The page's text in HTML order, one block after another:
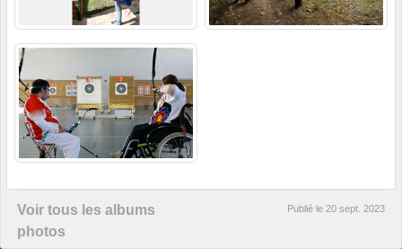
Voir tous les albums
photos
Publié le 20 sept. 2023